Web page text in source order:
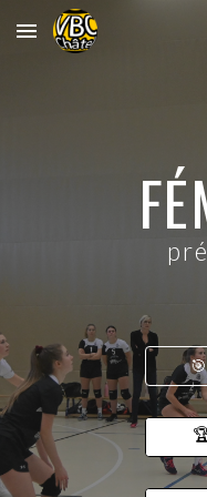
Skip to main content